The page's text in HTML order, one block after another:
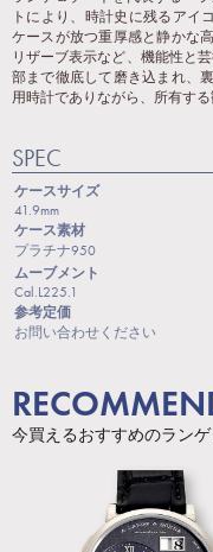
トにより、時計史に残るアイ
ケースが放つ重厚感と静かな
リザーブ表示など、機能性と
部まで徹底して磨き込まれ、
用時計でありながら、所有す
SPEC
ケースサイズ
41.9mm
ケース素材
プラチナ950
ムーブメント
Cal.L225.1
参考定価
お問い合わせください
今買えるおすすめのランゲ